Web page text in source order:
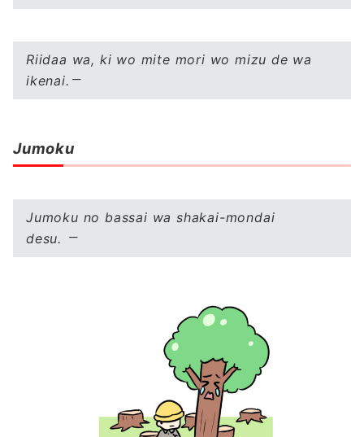
Riidaa wa, ki wo mite mori wo mizu de wa
ikenai.
Jumoku
Jumoku no bassai wa shakai-mondai
desu.